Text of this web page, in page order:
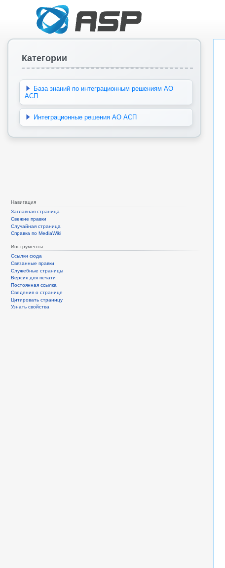
Категории
База знаний по интеграционным решениям АО
АСП
Интеграционные решения АО АСП
Навигация
Заглавная страница
Свежие правки
Случайная страница
Справка по MediaWiki
Инструменты
Ссылки сюда
Связанные правки
Служебные страницы
Версия для печати
Постоянная ссылка
Сведения о странице
Цитировать страницу
Узнать свойства